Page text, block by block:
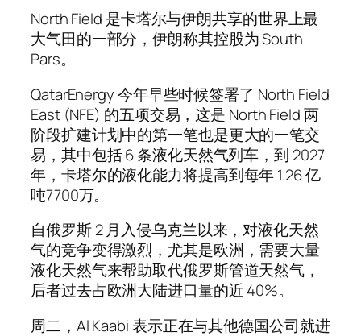
North Field 是卡塔尔与伊朗共享的世界上最
大气田的一部分，伊朗称其控股为 South
Pars。
QatarEnergy 今年早些时候签署了 North Field
East (NFE) 的五项交易，这是 North Field 两
阶段扩建计划中的第一笔也是更大的一笔交
易，其中包括 6 条液化天然气列车，到 2027
年，卡塔尔的液化能力将提高到每年 1.26 亿
吨7700万。
自俄罗斯 2 月入侵乌克兰以来，对液化天然
气的竞争变得激烈，尤其是欧洲，需要大量
液化天然气来帮助取代俄罗斯管道天然气，
后者过去占欧洲大陆进口量的近 40%。
周二，Al Kaabi 表示正在与其他德国公司就进